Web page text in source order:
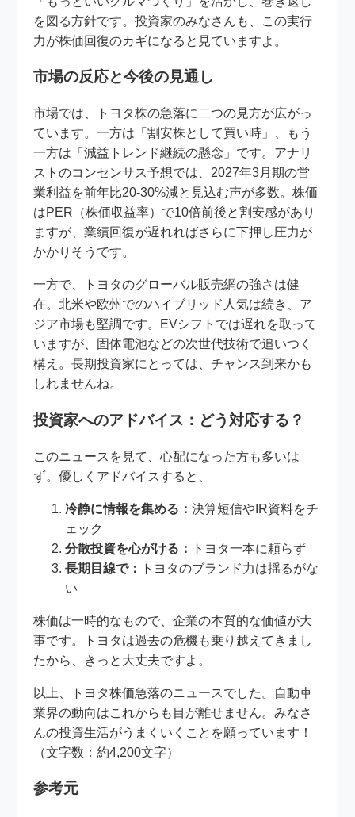
を図る方針です。投資家のみなさんも、この実行
力が株価回復のカギになると見ていますよ。
市場の反応と今後の見通し
市場では、トヨタ株の急落に二つの見方が広がっ
ています。一方は「割安株として買い時」、もう
一方は「減益トレンド継続の懸念」です。アナリ
ストのコンセンサス予想では、2027年3月期の営
業利益を前年比20-30%減と見込む声が多数。株価
はPER（株価収益率）で10倍前後と割安感があり
ますが、業績回復が遅れればさらに下押し圧力が
かかりそうです。
一方で、トヨタのグローバル販売網の強さは健
在。北米や欧州でのハイブリッド人気は続き、ア
ジア市場も堅調です。EVシフトでは遅れを取って
いますが、固体電池などの次世代技術で追いつく
構え。長期投資家にとっては、チャンス到来かも
しれませんね。
投資家へのアドバイス：どう対応する？
このニュースを見て、心配になった方も多いは
ず。優しくアドバイスすると、
冷静に情報を集める：決算短信やIR資料をチ
ェック
分散投資を心がける：
トヨタ一本に頼らず
長期目線で：
トヨタのブランド力は揺るがな
い
株価は一時的なもので、企業の本質的な価値が大
事です。トヨタは過去の危機も乗り越えてきまし
たから、きっと大丈夫ですよ。
以上、トヨタ株価急落のニュースでした。自動車
業界の動向はこれからも目が離せません。みなさ
んの投資生活がうまくいくことを願っています！
（文字数：約4,200文字）
参考元